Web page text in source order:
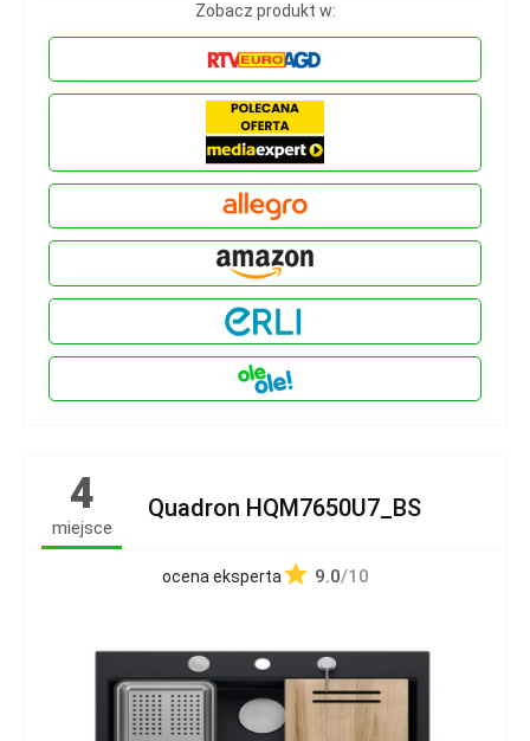
Zobacz produkt w:
4
miejsce
Quadron HQM7650U7_BS
ocena eksperta 9.0/10